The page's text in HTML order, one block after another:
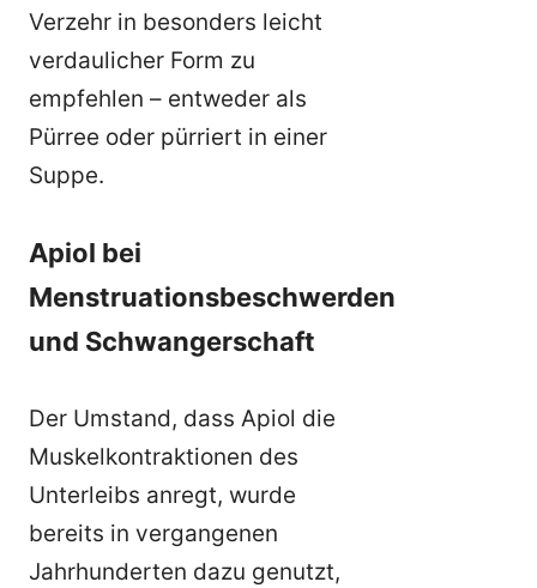
Verzehr in besonders leicht
verdaulicher Form zu
empfehlen – entweder als
Pürree oder pürriert in einer
Suppe.
Apiol bei
Menstruationsbeschwerden
und Schwangerschaft
Der Umstand, dass Apiol die
Muskelkontraktionen des
Unterleibs anregt, wurde
bereits in vergangenen
Jahrhunderten dazu genutzt,